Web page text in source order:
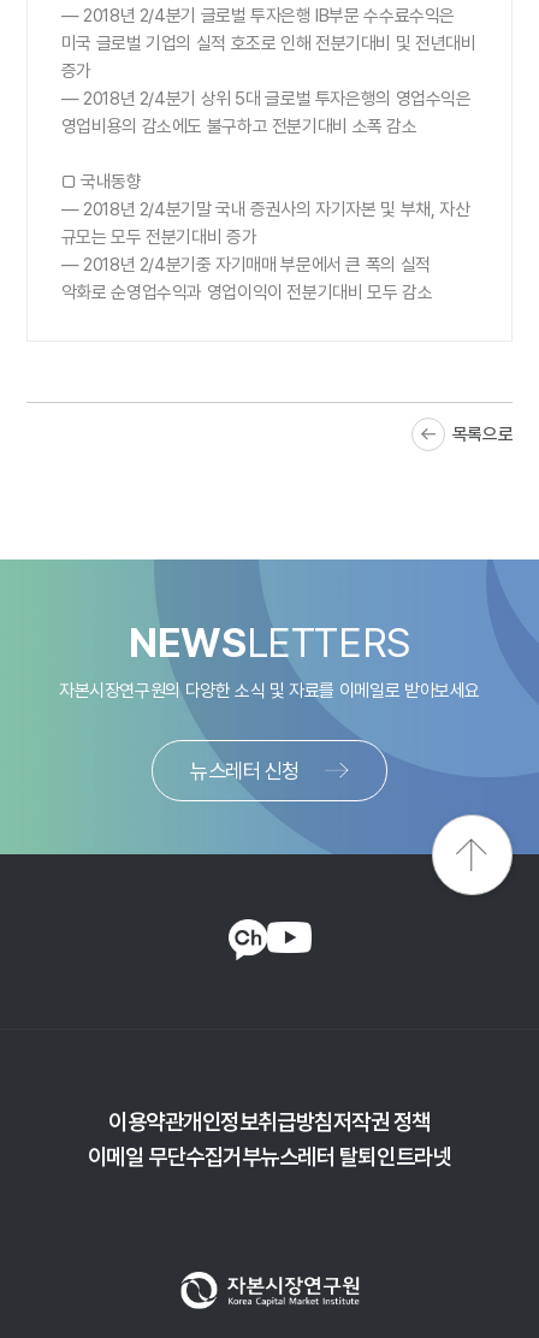
― 2018년 2/4분기 글로벌 투자은행 IB부문 수수료수익은
미국 글로벌 기업의 실적 호조로 인해 전분기대비 및 전년대비
증가
― 2018년 2/4분기 상위 5대 글로벌 투자은행의 영업수익은
영업비용의 감소에도 불구하고 전분기대비 소폭 감소
□ 국내동향
― 2018년 2/4분기말 국내 증권사의 자기자본 및 부채, 자산
규모는 모두 전분기대비 증가
― 2018년 2/4분기중 자기매매 부문에서 큰 폭의 실적
악화로 순영업수익과 영업이익이 전분기대비 모두 감소
목록으로
NEWSLETTERS
자본시장연구원의 다양한 소식 및 자료를 이메일로 받아보세요
뉴스레터 신청
이용약관개인정보취급방침저작권 정책
이메일 무단수집거부뉴스레터 탈퇴 인트라넷